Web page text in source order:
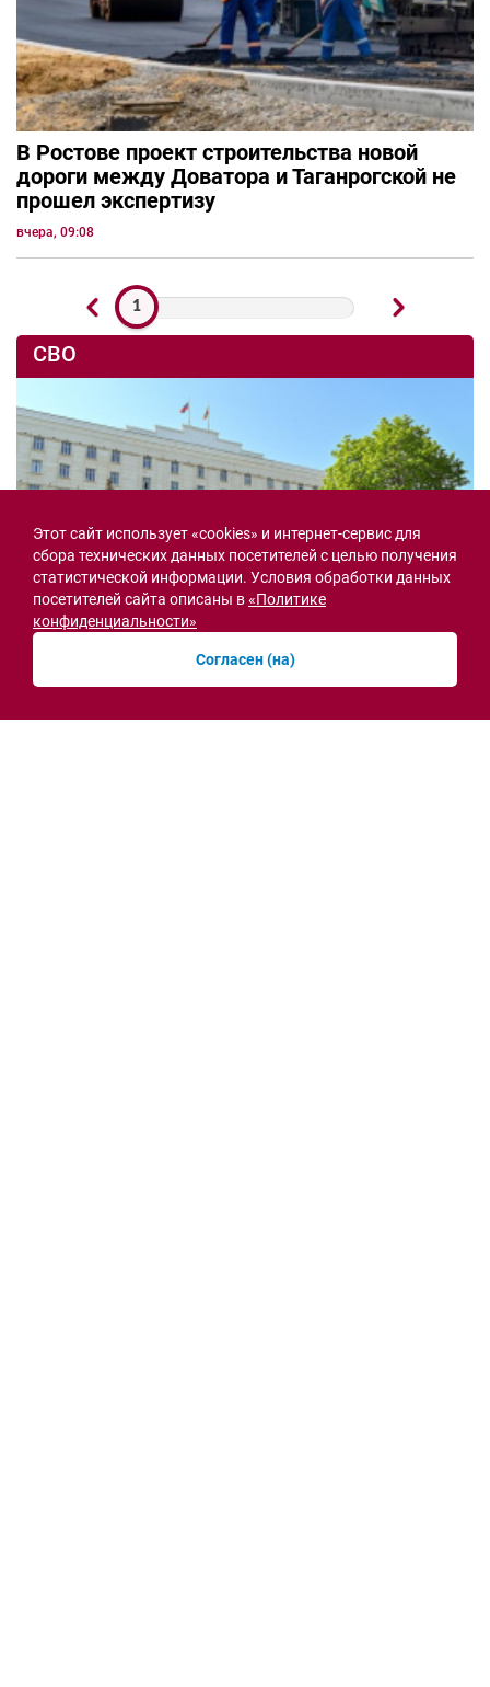
В Ростове проект строительства новой
дороги между Доватора и Таганрогской не
прошел экспертизу
вчера, 09:08
1
СВО
Этот сайт использует «cookies» и интернет-сервис для
сбора технических данных посетителей с целью получения
статистической информации. Условия обработки данных
посетителей сайта описаны в«Политике
конфиденциальности»
Согласен (на)